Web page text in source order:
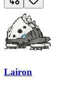
Lairon